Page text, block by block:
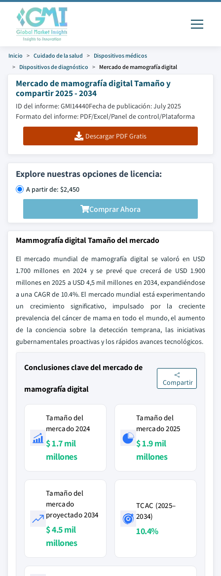
Inicio Cuidado de la salud
Dispositivos médicos
Dispositivos de diagnóstico
Mercado de mamografía digital
Mercado de mamografía digital Tamaño y
compartir 2025 - 2034
ID del informe: GMI14440Fecha de publicación: July 2025
Formato del informe: PDF/Excel/Panel de control/Plataforma
Descargar PDF Gratis
Explore nuestras opciones de licencia:
A partir de: $2,450
Comprar Ahora
Mammografía digital Tamaño del mercado
El mercado mundial de mamografía digital se valoró en USD
1.700 millones en 2024 y se prevé que crecerá de USD 1.900
millones en 2025 a USD 4,5 mil millones en 2034, expandiéndose
a una CAGR de 10.4%. El mercado mundial está experimentando
un crecimiento significativo, impulsado por la creciente
prevalencia del cáncer de mama en todo el mundo, el aumento
de la conciencia sobre la detección temprana, las iniciativas
gubernamentales proactivas y los rápidos avances tecnológicos.
Conclusiones clave del mercado de
mamografía digital
Compartir
Tamaño del
mercado 2024
$ 1.7 mil
millones
Tamaño del
mercado 2025
$ 1.9 mil
millones
Tamaño del
mercado
proyectado 2034
$ 4.5 mil
millones
TCAC (2025–
2034)
10.4%